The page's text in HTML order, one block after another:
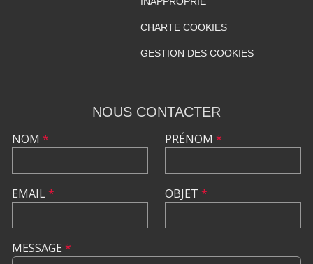
CHARTE COOKIES
GESTION DES COOKIES
NOUS CONTACTER
NOM *
EMAIL*
PRÉNOM *
OBJET *
MESSAGE *